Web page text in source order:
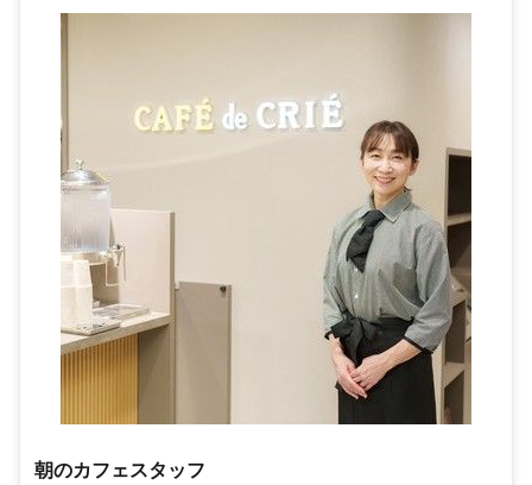
朝のカフェスタッフ